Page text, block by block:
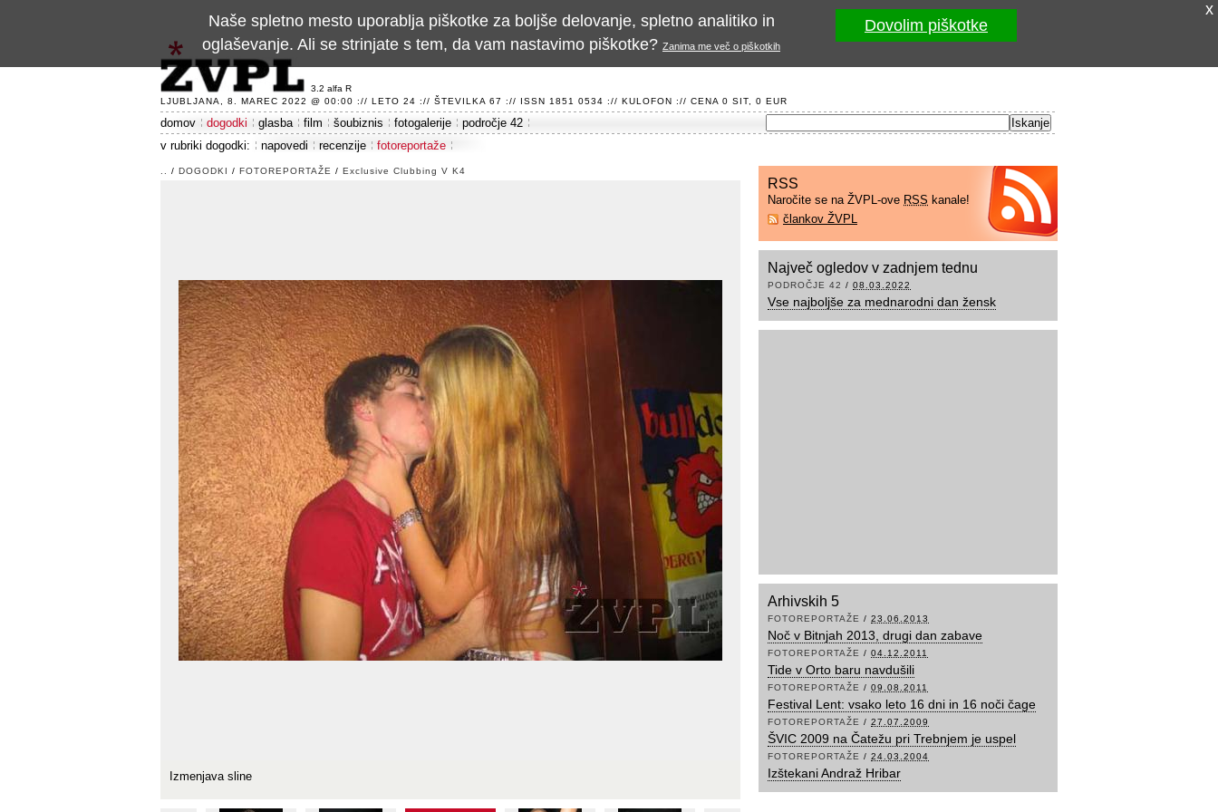
3.2 alfa R
LJUBLJANA, 8. MAREC 2022 @ 00:00 :// LETO 24 :// ŠTEVILKA 67 :// ISSN 1851 0534 :// KULOFON :// CENA 0 SIT, 0 EUR
domov dogodki glasba film šoubiznis fotogalerije
področje 42
v rubriki dogodki:
napovedi recenzije fotoreportaže
/ DOGODKI / FOTOREPORTAŽE / Exclusive Clubbing V K4
Izmenjava sline
RSS
Naročite se na ŽVPL-ove RSS kanale!
člankov ŽVPL
Največ ogledov v zadnjem tednu
PODROČJE 42 / 08.03.2022
Vse najboljše za mednarodni dan žensk
Arhivskih 5
FOTOREPORTAŽE / 23.06.2013
Noč v Bitnjah 2013, drugi dan zabave
FOTOREPORTAŽE / 04.12.2011
Tide v Orto baru navdušili
FOTOREPORTAŽE / 09.08.2011
Festival Lent: vsako leto 16 dni in 16 noči čage
FOTOREPORTAŽE / 27.07.2009
ŠVIC 2009 na Čatežu pri Trebnjem je uspel
FOTOREPORTAŽE / 24.03.2004
Izštekani Andraž Hribar
x
Naše spletno mesto uporablja piškotke za boljše delovanje, spletno analitiko in
oglaševanje. Ali se strinjate s tem, da vam nastavimo piškotke? Zanima me več o piškotkih
Dovolim piškotke